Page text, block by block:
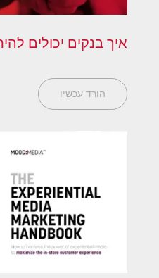
איך בנקים יכולים
הורד עכשיו